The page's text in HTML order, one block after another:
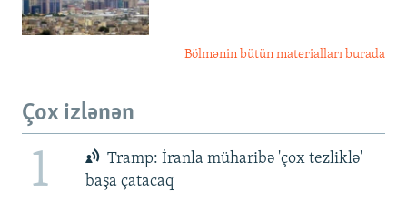
Bölmənin bütün materialları burada
Çox izlənən
1
Tramp: İranla müharibə 'çox tezliklə'
başa çatacaq